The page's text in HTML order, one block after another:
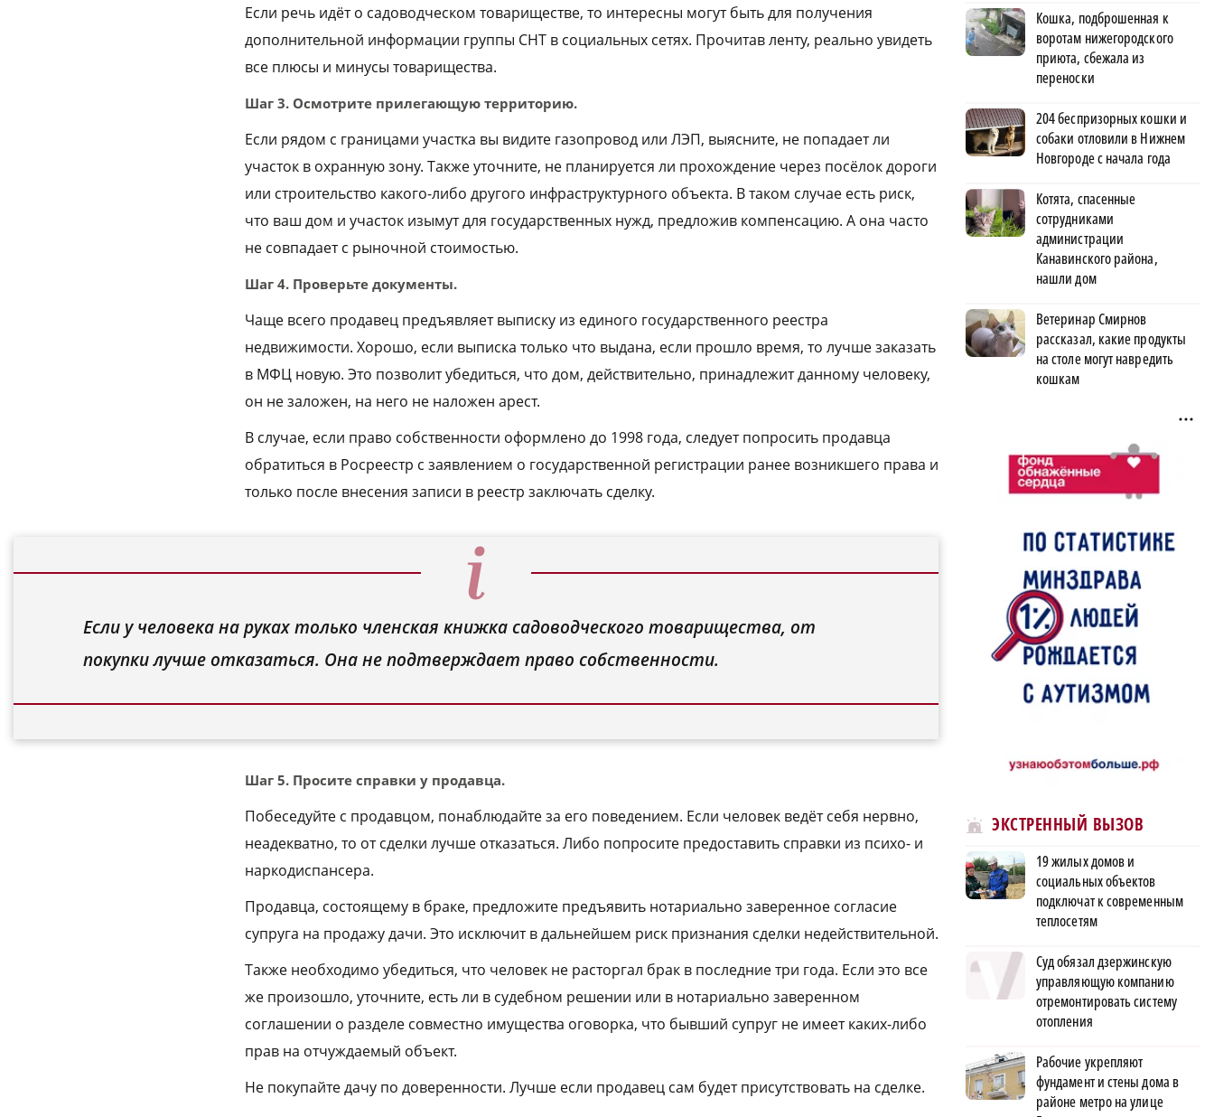
Если речь идёт о садоводческом товариществе, то интересны могут быть для получения
дополнительной информации группы СНТ в социальных сетях. Прочитав ленту, реально увидеть
все плюсы и минусы товарищества.
Шаг 3. Осмотрите прилегающую территорию.
Если рядом с границами участка вы видите газопровод или ЛЭП, выясните, не попадает ли
участок в охранную зону. Также уточните, не планируется ли прохождение через посёлок дороги
или строительство какого-либо другого инфраструктурного объекта. В таком случае есть риск,
что ваш дом и участок изымут для государственных нужд, предложив компенсацию. А она часто
не совпадает с рыночной стоимостью.
Шаг 4. Проверьте документы.
Чаще всего продавец предъявляет выписку из единого государственного реестра
недвижимости. Хорошо, если выписка только что выдана, если прошло время, то лучше заказать
в МФЦ новую. Это позволит убедиться, что дом, действительно, принадлежит данному человеку,
он не заложен, на него не наложен арест.
В случае, если право собственности оформлено до 1998 года, следует попросить продавца
обратиться в Росреестр с заявлением о государственной регистрации ранее возникшего права и
только после внесения записи в реестр заключать сделку.
Если у человека на руках только членская книжка садоводческого товарищества, от
покупки лучше отказаться. Она не подтверждает право собственности.
Шаг 5. Просите справки у продавца.
Побеседуйте с продавцом, понаблюдайте за его поведением. Если человек ведёт себя нервно,
неадекватно, то от сделки лучше отказаться. Либо попросите предоставить справки из психо- и
наркодиспансера.
Продавца, состоящему в браке, предложите предъявить нотариально заверенное согласие
супруга на продажу дачи. Это исключит в дальнейшем риск признания сделки недействительной.
Также необходимо убедиться, что человек не расторгал брак в последние три года. Если это все
же произошло, уточните, есть ли в судебном решении или в нотариально заверенном
соглашении о разделе совместно имущества оговорка, что бывший супруг не имеет каких-либо
прав на отчуждаемый объект.
Не покупайте дачу по доверенности. Лучше если продавец сам будет присутствовать на сделке.
Кошка, подброшенная к
воротам нижегородского
приюта, сбежала из
переноски
204 беспризорных кошки и
собаки отловили в Нижнем
Новгороде с начала года
Котята, спасенные
сотрудниками
администрации
Канавинского района,
нашли дом
Ветеринар Смирнов
рассказал, какие продукты
на столе могут навредить
кошкам
ЭКСТРЕННЫЙ ВЫЗОВ
19 жилых домов и
социальных объектов
подключат к современным
теплосетям
Суд обязал дзержинскую
управляющую компанию
отремонтировать систему
отопления
Рабочие укрепляют
фундамент и стены дома в
районе метро на улице